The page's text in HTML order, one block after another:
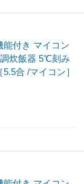
能付き マイコン
炊飯器 5℃刻み
合 /マイコン］